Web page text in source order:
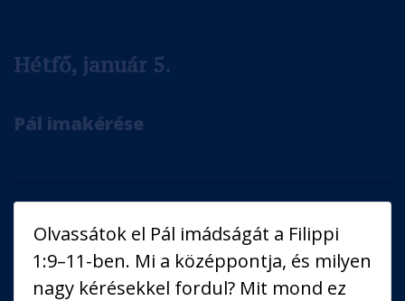
Hétfő, január 5.
Pál imakérése
Olvassátok el Pál imádságát a Filippi
1:9–11-ben. Mi a középpontja, és milyen
nagy kérésekkel fordul? Mit mond ez